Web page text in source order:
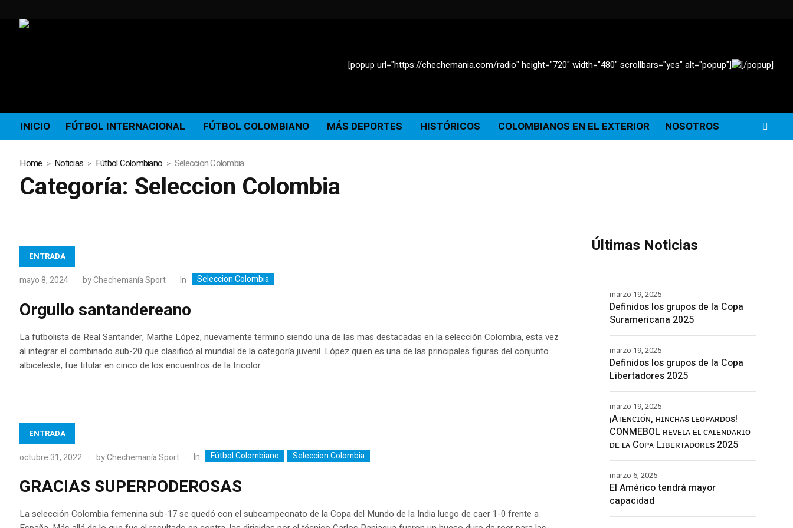
[popup url="https://chechemania.com/radio" height="720" width="480" scrollbars="yes" alt="popup"] [/popup]
INICIO FÚTBOL INTERNACIONAL FÚTBOL COLOMBIANO MÁS DEPORTES HISTÓRICOS COLOMBIANOS EN EL EXTERIOR NOSOTROS
Home Noticias Fútbol Colombiano Seleccion Colombia
Categoría: Seleccion Colombia
ENTRADA
mayo 8, 2024 byChechemanía Sport In Seleccion Colombia
Orgullo santandereano
La futbolista de Real Santander, Maithe López, nuevamente termino siendo una de las mas destacadas en la selección Colombia, esta vez
al integrar el combinado sub-20 que clasificó al mundial de la categoría juvenil. López quien es una de las principales figuras del conjunto
albiceleste, fue titular en cinco de los encuentros de la tricolor....
ENTRADA
octubre 31, 2022 byChechemanía Sport In Fútbol Colombiano Seleccion Colombia
GRACIAS SUPERPODEROSAS
La selección Colombia femenina sub-17 se quedó con el subcampeonato de la Copa del Mundo de la India luego de caer 1-0 frente a
Últimas Noticias
Definidos los grupos de la Copa
Suramericana 2025
marzo 19, 2025
Definidos los grupos de la Copa
Libertadores 2025
marzo 19, 2025
¡Aᴛᴇɴᴄɪᴏ́ɴ, ʜɪɴᴄʜᴀs ʟᴇᴏᴘᴀʀᴅᴏs!
CONMEBOL ʀᴇᴠᴇʟᴀ ᴇʟ ᴄᴀʟᴇɴᴅᴀʀɪᴏ
ᴅᴇ ʟᴀ Cᴏᴘᴀ Lɪʙᴇʀᴛᴀᴅᴏʀᴇs 2025
marzo 19, 2025
El Américo tendrá mayor
capacidad
marzo 6, 2025